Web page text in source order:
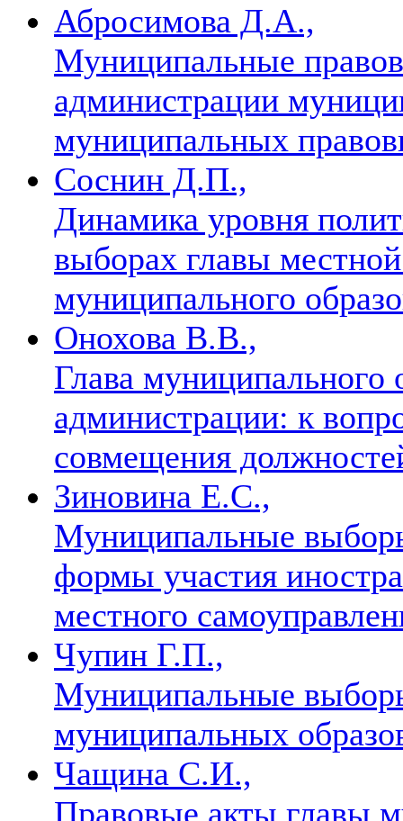
Абросимова Д.А.,
Муниципальные
администрации
муниципальных
Соснин Д.П.,
Динамика уровня
выборах главы
муниципального
Онохова В.В.,
Глава муниципального
администрации: к
совмещения
Зиновина Е.С.,
Муниципальные
формы участия
местного
Чупин Г.П.,
Муниципальные
муниципальных
Чащина С.И.,
Правовые акты главы